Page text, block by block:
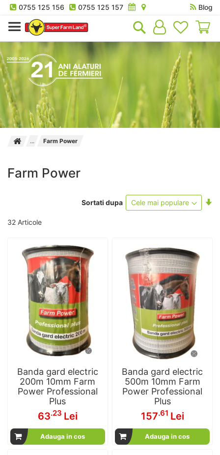
0755 125 156 0755 125 157
Blog
Farm Power
Farm Power
32 Articole
Sortati dupa
Banda gard electric
200m 10mm Farm
Power Professional
Plus
63.23 Lei
Adauga in cos
Banda gard electric
500m 10mm Farm
Power Professional
Plus
157.61 Lei
Adauga in cos